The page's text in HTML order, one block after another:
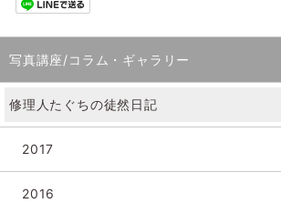
写真講座/コラム・ギャラリー
修理人たぐちの徒然日記
2017
2016